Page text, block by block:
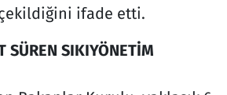
ifade etti.
SÜREN SIKIYÖNETİM